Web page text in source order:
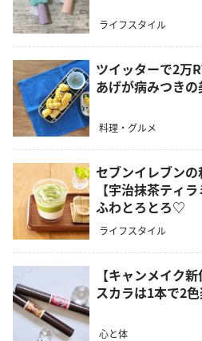
ライフスタイル
ツイッターで2万
あげが病みつき
料理・グルメ
セブンイレブン
【宇治抹茶ティ
ふわとろとろ♡
ライフスタイル
【キャンメイク
スカラは1本で2
心と体